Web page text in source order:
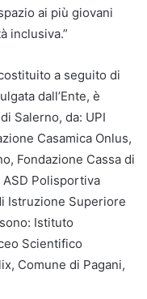
ai più giovani
inclusiva.”
a seguito di
dall’Ente, è
Salerno, da: UPI
Casamica Onlus,
Fondazione Cassa di
ASD Polisportiva
Istruzione Superiore
Istituto
Scientifico
Comune di Pagani,